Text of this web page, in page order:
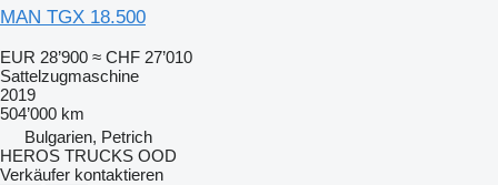
MAN TGX 18.500
EUR 28’900 ≈ CHF 27’010
Sattelzugmaschine
2019
504’000 km
Bulgarien, Petrich
HEROS TRUCKS OOD
Verkäufer kontaktieren